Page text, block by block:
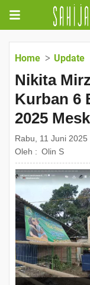
Home Update
Nikita
Kurban 6
2025
Rabu, 11 Juni
Oleh : Olin S